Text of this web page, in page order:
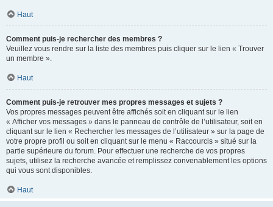
Haut
Comment puis-je rechercher des membres ?
Veuillez vous rendre sur la liste des membres puis cliquer sur le lien « Trouver
un membre ».
Haut
Comment puis-je retrouver mes propres messages et sujets ?
Vos propres messages peuvent être affichés soit en cliquant sur le lien
« Afficher vos messages » dans le panneau de contrôle de l’utilisateur, soit en
cliquant sur le lien « Rechercher les messages de l’utilisateur » sur la page de
votre propre profil ou soit en cliquant sur le menu « Raccourcis » situé sur la
partie supérieure du forum. Pour effectuer une recherche de vos propres
sujets, utilisez la recherche avancée et remplissez convenablement les options
qui vous sont disponibles.
Haut